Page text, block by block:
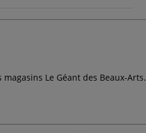
Le Géant des Beaux-Arts.